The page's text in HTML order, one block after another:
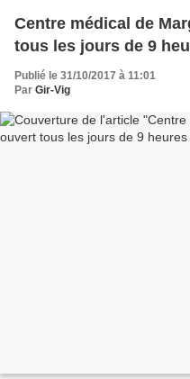
Centre médical de
tous les jours de 9
Publié le 31/10/2017 à 11:01
Par Gir-Vig